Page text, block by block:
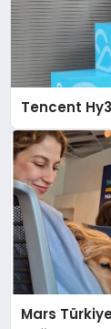
Tencent
Mars